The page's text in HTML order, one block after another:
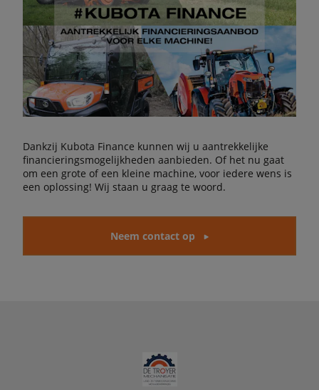
Dankzij Kubota Finance kunnen wij u aantrekkelijke
financieringsmogelijkheden aanbieden. Of het nu gaat
om een grote of een kleine machine, voor iedere wens is
een oplossing! Wij staan u graag te woord.
Neem contact op